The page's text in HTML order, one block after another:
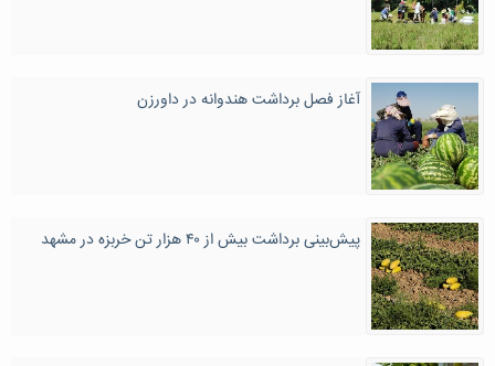
آغاز فصل برداشت هندوانه در داورزن
پیش‌بینی برداشت بیش از ۴۰ هزار تن خربزه در مشهد